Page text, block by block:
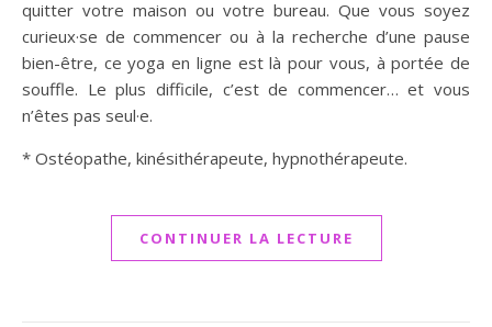
quitter votre maison ou votre bureau. Que vous soyez
curieux·se de commencer ou à la recherche d’une pause
bien-être, ce yoga en ligne est là pour vous, à portée de
souffle. Le plus difficile, c’est de commencer… et vous
n’êtes pas seul·e.
* Ostéopathe, kinésithérapeute, hypnothérapeute.
CONTINUER LA LECTURE